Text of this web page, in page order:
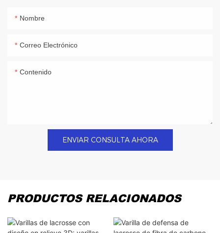
Nombre
Correo Electrónico
Contenido
ENVIAR CONSULTA AHORA
PRODUCTOS RELACIONADOS